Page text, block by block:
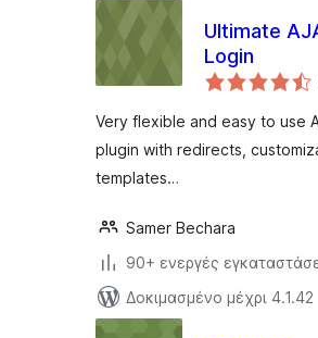
Ultimate
Login
Very flexible and easy to use
plugin with redirects,
templates…
Samer Bechara
90+ ενεργές
Δοκιμασμένο μέχρι 4.1.42